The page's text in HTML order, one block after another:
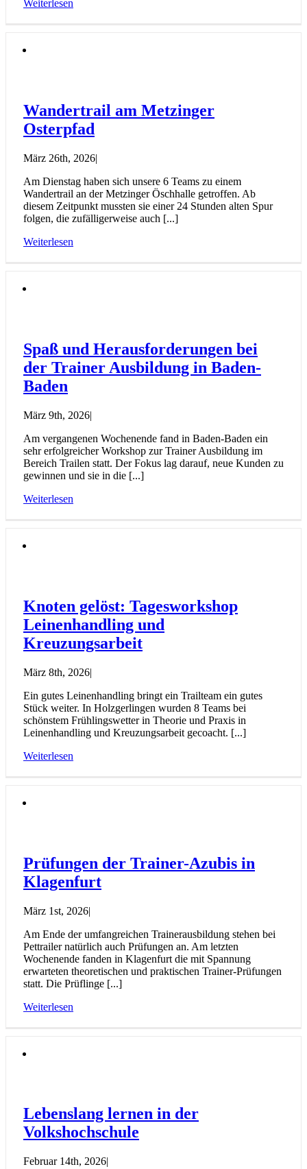
Weiterlesen
Wandertrail am Metzinger
Osterpfad
März 26th, 2026|
Am Dienstag haben sich unsere 6 Teams zu einem
Wandertrail an der Metzinger Öschhalle getroffen. Ab
diesem Zeitpunkt mussten sie einer 24 Stunden alten Spur
folgen, die zufälligerweise auch [...]
Weiterlesen
Spaß und Herausforderungen bei
der Trainer Ausbildung in Baden-
Baden
März 9th, 2026|
Am vergangenen Wochenende fand in Baden-Baden ein
sehr erfolgreicher Workshop zur Trainer Ausbildung im
Bereich Trailen statt. Der Fokus lag darauf, neue Kunden zu
gewinnen und sie in die [...]
Weiterlesen
Knoten gelöst: Tagesworkshop
Leinenhandling und
Kreuzungsarbeit
März 8th, 2026|
Ein gutes Leinenhandling bringt ein Trailteam ein gutes
Stück weiter. In Holzgerlingen wurden 8 Teams bei
schönstem Frühlingswetter in Theorie und Praxis in
Leinenhandling und Kreuzungsarbeit gecoacht. [...]
Weiterlesen
Prüfungen der Trainer-Azubis in
Klagenfurt
März 1st, 2026|
Am Ende der umfangreichen Trainerausbildung stehen bei
Pettrailer natürlich auch Prüfungen an. Am letzten
Wochenende fanden in Klagenfurt die mit Spannung
erwarteten theoretischen und praktischen Trainer-Prüfungen
statt. Die Prüflinge [...]
Weiterlesen
Lebenslang lernen in der
Volkshochschule
Februar 14th, 2026|